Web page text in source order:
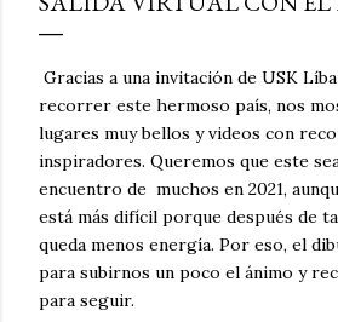
Gracias a una invitación de USK
recorrer este hermoso país, nos
lugares muy bellos y videos con
inspiradores. Queremos que este
encuentro de muchos en 2021,
está más difícil porque después de
queda menos energía. Por eso, el
para subirnos un poco el ánimo y
para seguir.